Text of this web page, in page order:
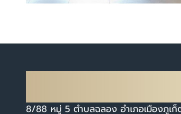
8/88 หมู่ 5 ตำบลฉลอง อำเภอเมืองภูเ